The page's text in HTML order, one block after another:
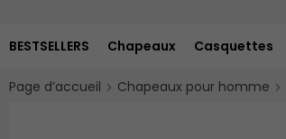
BESTSELLERS Chapeaux Casquettes
Page d’accueil Chapeaux pour homme